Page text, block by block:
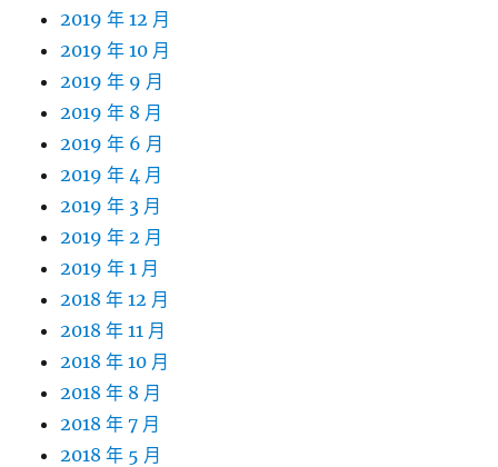
2019 年 12 月
2019 年 10 月
2019 年 9 月
2019 年 8 月
2019 年 6 月
2019 年 4 月
2019 年 3 月
2019 年 2 月
2019 年 1 月
2018 年 12 月
2018 年 11 月
2018 年 10 月
2018 年 8 月
2018 年 7 月
2018 年 5 月